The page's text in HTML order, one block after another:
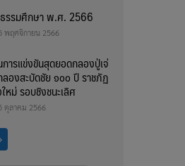
รรมศึกษา พ.ศ. 2566
พฤศจิกายน 2566
การแข่งขันสุดยอดกลองปู่เจ่
ลองสะบัดชัย ๑๐๐ ปี ราชภัฏ
ใหม่ รอบชิงชนะเลิศ
ตุลาคม 2566